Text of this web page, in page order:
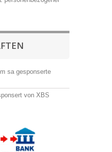
sa gesponserte
von XBS